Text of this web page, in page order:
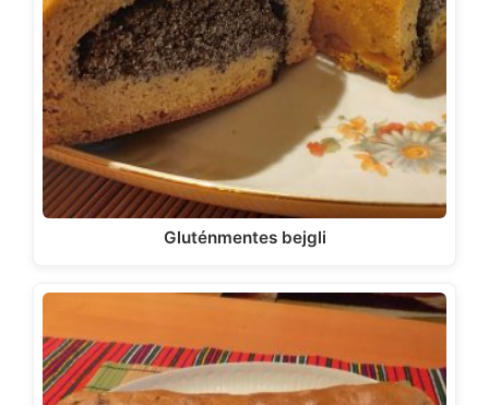
Gluténmentes bejgli